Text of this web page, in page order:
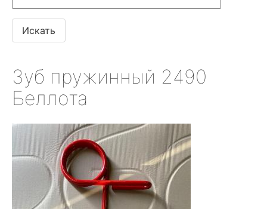
Зуб пружинный 2490
Беллота